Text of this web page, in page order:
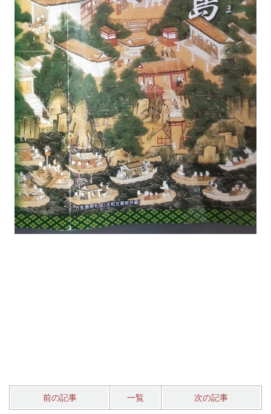
前の記事 一覧 次の記事